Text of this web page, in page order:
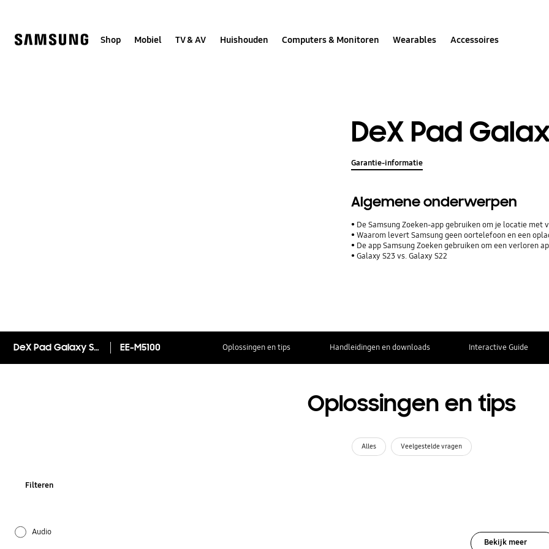
Shop Mobiel TV & AV Huishouden Computers & Monitoren Wearables Accessoires
DeX Pad
Garantie-informatie
Algemene onderwerpen
De Samsung Zoeken-app gebruiken om je locatie
Waarom levert Samsung geen oortelefoon en een
De app Samsung Zoeken gebruiken om een verloren
Galaxy S23 vs. Galaxy S22
DeX Pad Galaxy S9|S9+ EE-M5100 Oplossingen en tips Handleidingen en downloads Interactive Guide
Oplossingen en tips
Alles Veelgestelde vragen
Filteren
Audio
Bekijk meer